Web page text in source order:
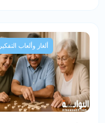
ألغاز وألعاب التفكير